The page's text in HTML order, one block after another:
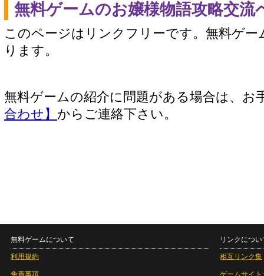
無料ゲームのお嬢様物語攻略交流
このページはリンクフリーです。無料ゲー
ります。
無料ゲームの紹介に問題がある場合は、お
合わせ】 からご連絡下さい。
無料ゲームについて
利用規約
免責事項
リンクについ
相互リンク集
ゲームサイト